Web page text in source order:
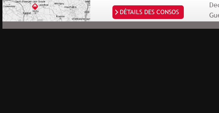
DÉTAILS DES CONSOS